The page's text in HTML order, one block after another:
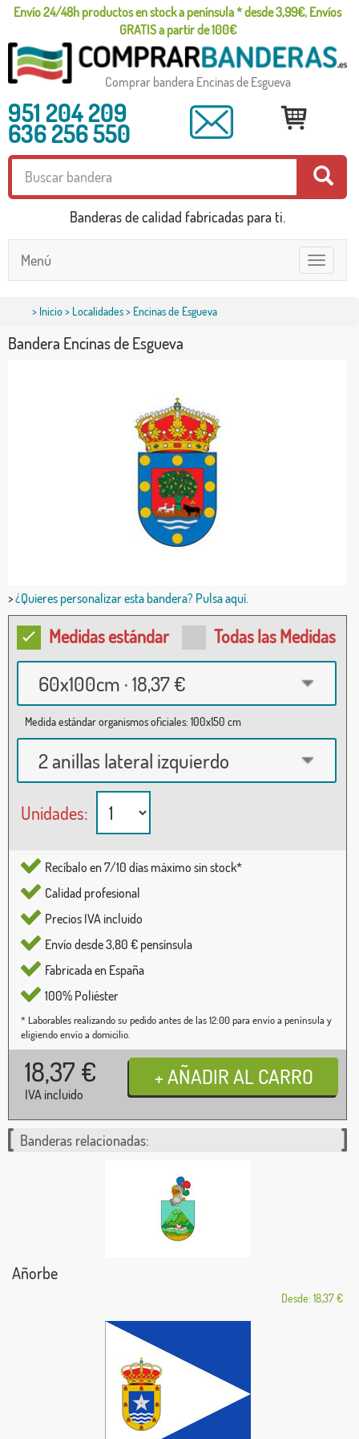
Envío 24/48h productos en stock a península * desde 3,99€, Envíos
GRATIS a partir de 100€
Comprar bandera Encinas de Esgueva
951 204 209
636 256 550
Banderas de calidad fabricadas para ti.
Toggle
navigation
Menú
> Inicio> Localidades> Encinas de Esgueva
Bandera Encinas de Esgueva
>¿Quieres personalizar esta bandera? Pulsa aquí.
Medidas estándar Todas las Medidas
60x100cm · 18,37 €
Medida estándar organismos oficiales: 100x150 cm
2 anillas lateral izquierdo
Unidades:
Recíbalo en 7/10 días máximo sin stock*
Calidad profesional
Precios IVA incluido
Envío desde 3,80 € pensínsula
Fabricada en España
100% Poliéster
* Laborables realizando su pedido antes de las 12:00 para envío a península y
eligiendo envío a domicilio.
18,37 €
IVA incluido
Banderas relacionadas:
Añorbe
Desde: 18,37 €